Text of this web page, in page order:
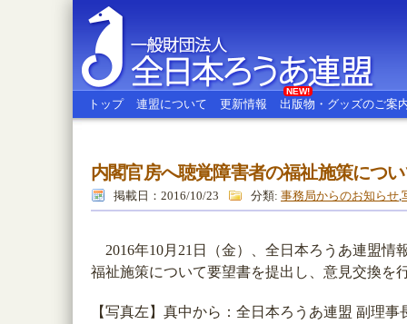
全日本ろうあ連盟
トップ 連盟について 更新情報 出版物・グッズのご案
NEW!
内閣官房へ聴覚障害者の福祉施策につ
掲載日：2016/10/23 分類: 事務局からのお知らせ,
2016年10月21日（金）、全日本ろうあ連盟情
福祉施策について要望書を提出し、意見交換を
【写真左】真中から：全日本ろうあ連盟 副理